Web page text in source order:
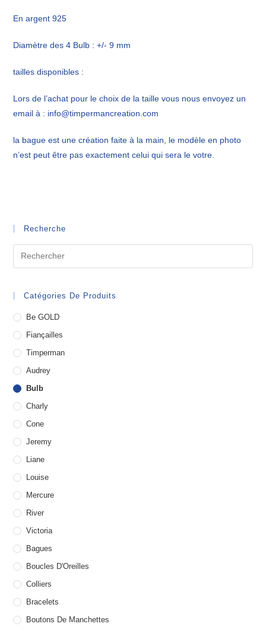
En argent 925
Diamètre des 4 Bulb : +/- 9 mm
tailles disponibles :
Lors de l’achat pour le choix de la taille vous nous envoyez un
email à : info@timpermancreation.com
la bague est une création faite à la main, le modèle en photo
n’est peut être pas exactement celui qui sera le votre.
Recherche
Catégories De Produits
Be GOLD
Fiançailles
Timperman
Audrey
Bulb
Charly
Cone
Jeremy
Liane
Louise
Mercure
River
Victoria
Bagues
Boucles D'Oreilles
Colliers
Bracelets
Boutons De Manchettes